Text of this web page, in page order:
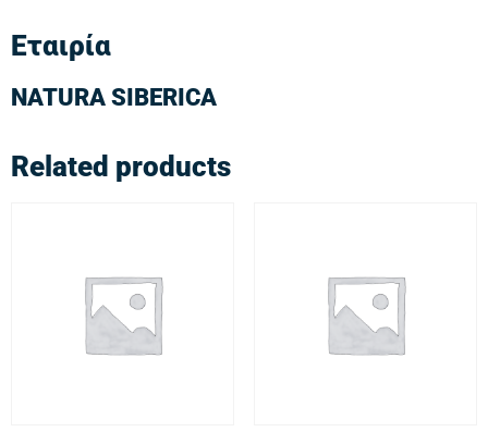
Εταιρία
NATURA SIBERICA
Related products